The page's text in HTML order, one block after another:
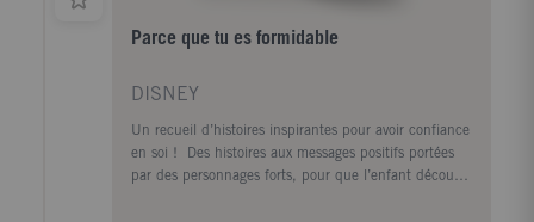
Parce que tu es formidable
DISNEY
Un recueil d’histoires inspirantes pour avoir confiance
en soi ! Des histoires aux messages positifs portées
par des personnages forts, pour que l’enfant découvre